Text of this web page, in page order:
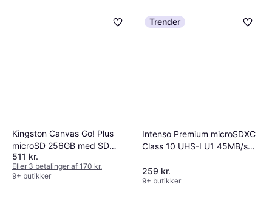
Kingston Canvas Go! Plus
microSD 256GB med SD
Adapter
511 kr.
Eller 3 betalinger af 170 kr.
9+ butikker
Trender
Intenso Premium microSDXC
Class 10 UHS-I U1 45MB/s
259 kr.
9+ butikker